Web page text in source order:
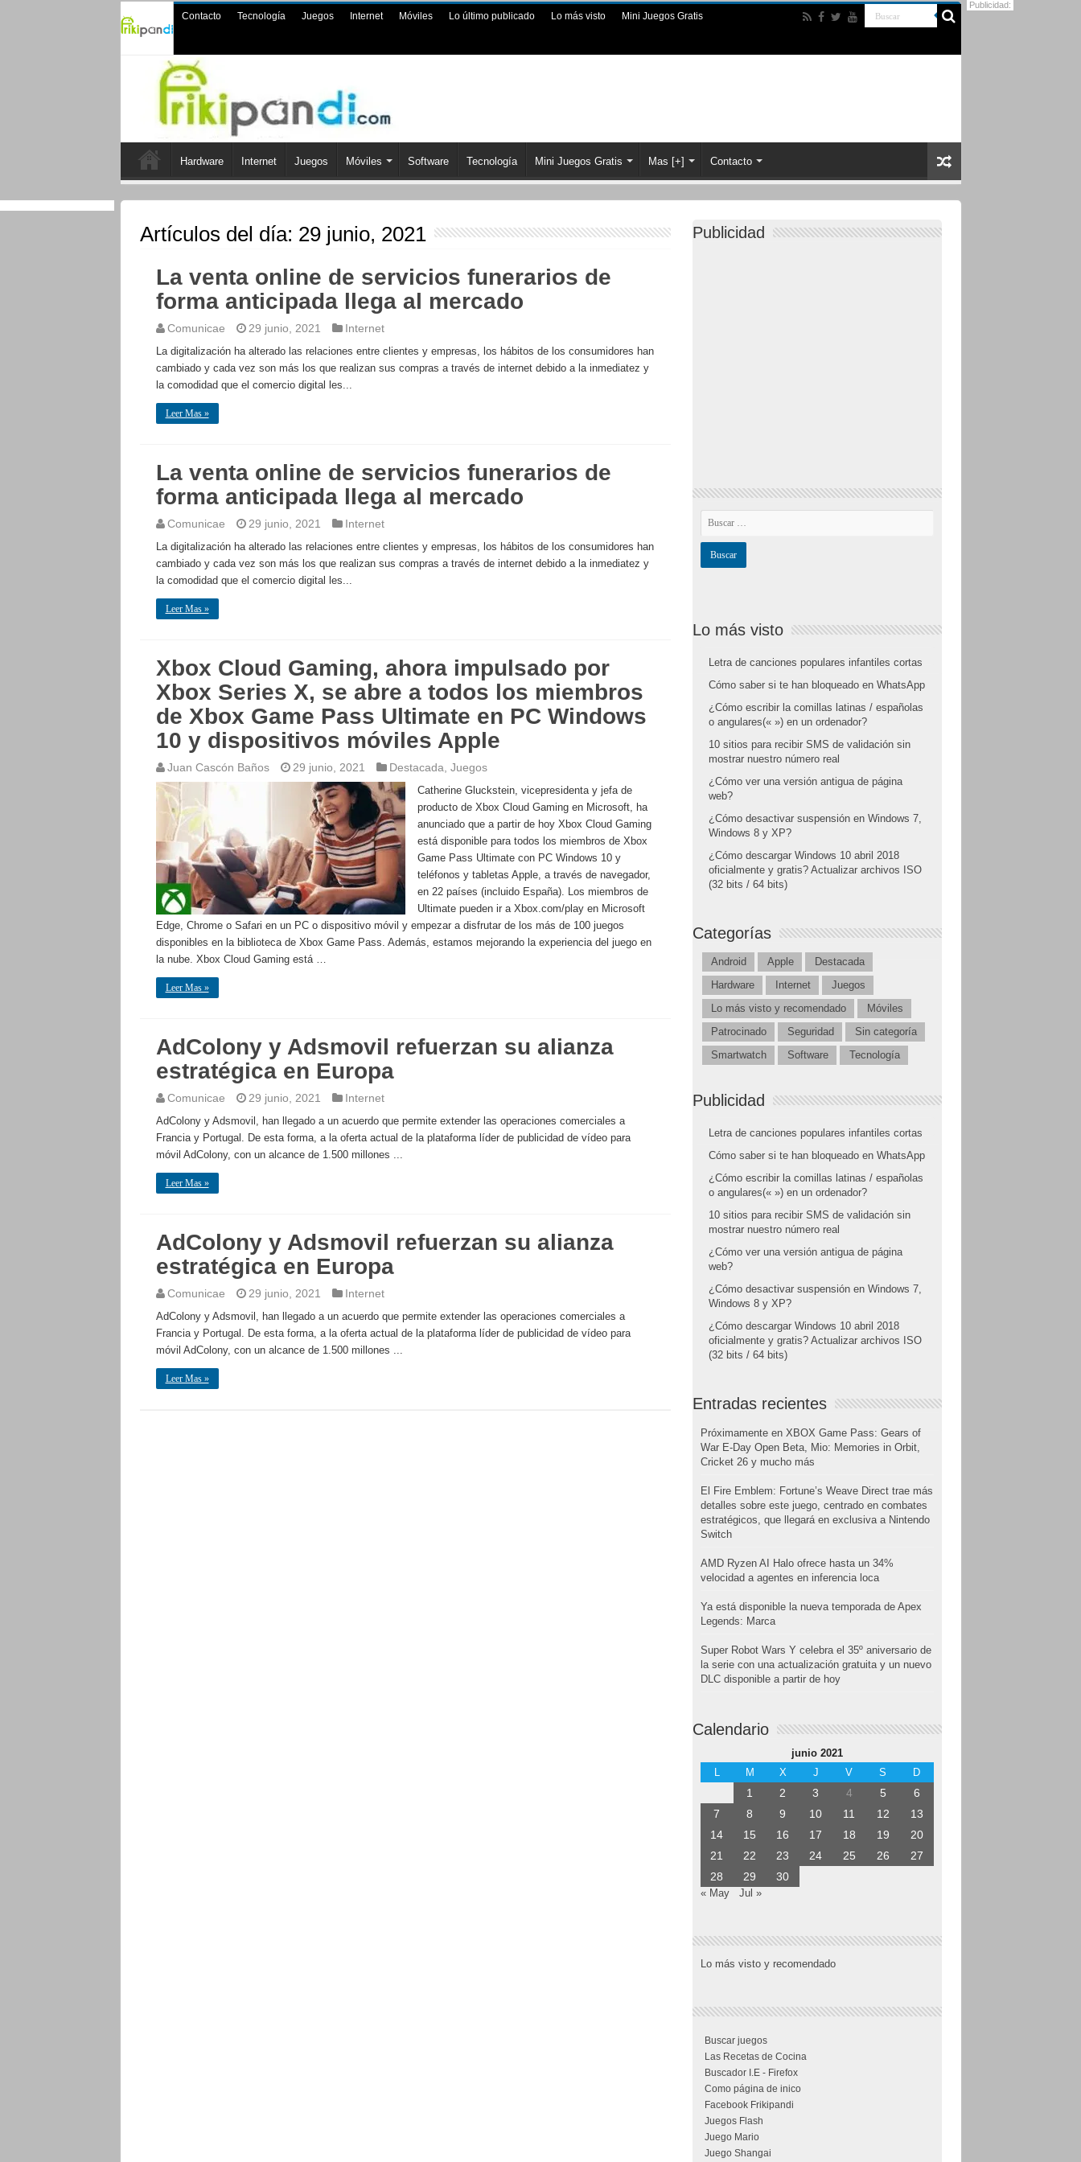
Contacto Tecnología Juegos Internet Móviles Lo último publicado Lo más visto Mini Juegos Gratis
Hardware Internet Juegos Móviles Software Tecnología Mini Juegos Gratis Mas [+] Contacto
Artículos del día: 29 junio, 2021
La venta online de servicios funerarios de
forma anticipada llega al mercado
Comunicae 29 junio, 2021 Internet
La digitalización ha alterado las relaciones entre clientes y empresas, los hábitos de los consumidores han
cambiado y cada vez son más los que realizan sus compras a través de internet debido a la inmediatez y
la comodidad que el comercio digital les...
Leer Mas »
La venta online de servicios funerarios de
forma anticipada llega al mercado
Comunicae 29 junio, 2021 Internet
La digitalización ha alterado las relaciones entre clientes y empresas, los hábitos de los consumidores han
cambiado y cada vez son más los que realizan sus compras a través de internet debido a la inmediatez y
la comodidad que el comercio digital les...
Leer Mas »
Xbox Cloud Gaming, ahora impulsado por
Xbox Series X, se abre a todos los miembros
de Xbox Game Pass Ultimate en PC Windows
10 y dispositivos móviles Apple
Juan Cascón Baños 29 junio, 2021 Destacada Juegos
Catherine Gluckstein, vicepresidenta y jefa de
producto de Xbox Cloud Gaming en Microsoft, ha
anunciado que a partir de hoy Xbox Cloud Gaming
está disponible para todos los miembros de Xbox
Game Pass Ultimate con PC Windows 10 y
teléfonos y tabletas Apple, a través de navegador,
en 22 países (incluido España). Los miembros de
Ultimate pueden ir a Xbox.com/play en Microsoft
Edge, Chrome o Safari en un PC o dispositivo móvil y empezar a disfrutar de los más de 100 juegos
disponibles en la biblioteca de Xbox Game Pass. Además, estamos mejorando la experiencia del juego en
la nube. Xbox Cloud Gaming está …
Leer Mas »
AdColony y Adsmovil refuerzan su alianza
estratégica en Europa
Comunicae 29 junio, 2021 Internet
AdColony y Adsmovil, han llegado a un acuerdo que permite extender las operaciones comerciales a
Francia y Portugal. De esta forma, a la oferta actual de la plataforma líder de publicidad de vídeo para
móvil AdColony, con un alcance de 1.500 millones ...
Leer Mas »
AdColony y Adsmovil refuerzan su alianza
estratégica en Europa
Comunicae 29 junio, 2021 Internet
AdColony y Adsmovil, han llegado a un acuerdo que permite extender las operaciones comerciales a
Francia y Portugal. De esta forma, a la oferta actual de la plataforma líder de publicidad de vídeo para
móvil AdColony, con un alcance de 1.500 millones ...
Leer Mas »
Publicidad
Lo más visto
Letra de canciones populares infantiles cortas
Cómo saber si te han bloqueado en WhatsApp
¿Cómo escribir la comillas latinas / españolas
o angulares(« ») en un ordenador?
10 sitios para recibir SMS de validación sin
mostrar nuestro número real
¿Cómo ver una versión antigua de página
web?
¿Cómo desactivar suspensión en Windows 7,
Windows 8 y XP?
¿Cómo descargar Windows 10 abril 2018
oficialmente y gratis? Actualizar archivos ISO
(32 bits / 64 bits)
Categorías
Android Apple
Destacada
Hardware
Internet
Juegos
Lo más visto y recomendado
Móviles
Patrocinado
Seguridad
Sin categoría
Smartwatch
Software Tecnología
Publicidad
Letra de canciones populares infantiles cortas
Cómo saber si te han bloqueado en WhatsApp
¿Cómo escribir la comillas latinas / españolas
o angulares(« ») en un ordenador?
10 sitios para recibir SMS de validación sin
mostrar nuestro número real
¿Cómo ver una versión antigua de página
web?
¿Cómo desactivar suspensión en Windows 7,
Windows 8 y XP?
¿Cómo descargar Windows 10 abril 2018
oficialmente y gratis? Actualizar archivos ISO
(32 bits / 64 bits)
Entradas recientes
Próximamente en XBOX Game Pass: Gears of
War E-Day Open Beta, Mio: Memories in Orbit,
Cricket 26 y mucho más
El Fire Emblem: Fortune’s Weave Direct trae más
detalles sobre este juego, centrado en combates
estratégicos, que llegará en exclusiva a Nintendo
Switch
AMD Ryzen AI Halo ofrece hasta un 34%
velocidad a agentes en inferencia loca
Ya está disponible la nueva temporada de Apex
Legends: Marca
Super Robot Wars Y celebra el 35º aniversario de
la serie con una actualización gratuita y un nuevo
DLC disponible a partir de hoy
Calendario
junio 2021
L
M X J V S D
1 2 3 4 5
6
7
8 9 10 11 12
13
14
15 16 17 18 19
20
21
22 23 24 25 26
27
28
29 30
« May Jul »
Lo más visto y recomendado
Buscar juegos
Las Recetas de Cocina
Buscador I.E - Firefox
Como página de inico
Facebook Frikipandi
Juegos Flash
Juego Mario
Juego Shangai
Publicidad: